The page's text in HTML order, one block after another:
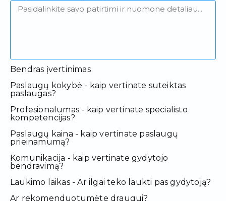
Bendras įvertinimas
Paslaugų kokybė - kaip vertinate suteiktas
paslaugas?
Profesionalumas - kaip vertinate specialisto
kompetencijas?
Paslaugų kaina - kaip vertinate paslaugų
prieinamumą?
Komunikacija - kaip vertinate gydytojo
bendravimą?
Laukimo laikas - Ar ilgai teko laukti pas gydytoją?
Ar rekomenduotumėte draugui?